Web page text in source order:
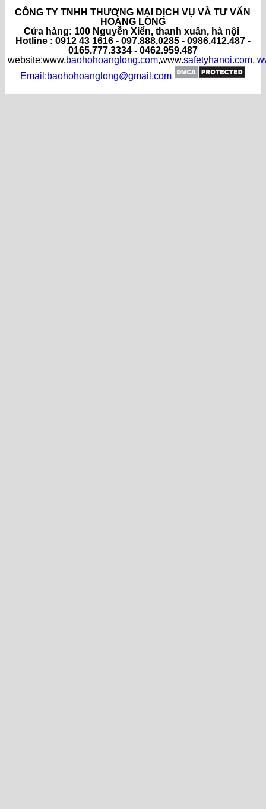
CÔNG TY TNHH THƯƠNG MẠI DỊCH VỤ VÀ TƯ VẤN
HOÀNG LONG
Cửa hàng: 100 Nguyễn Xiển, thanh xuân, hà nội
Hotline : 0912 43 1616 - 097.888.0285 - 0986.412.487 -
0165.777.3334 - 0462.959.487
website:www.baohohoanglong.com,www.safetyhanoi.com,
Email:baohohoanglong@gmail.com